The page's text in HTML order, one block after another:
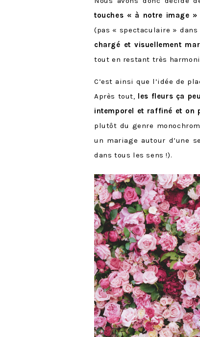
touches « à notre image »
(pas « spectaculaire »
chargé et visuellement
tout en restant très
C’est ainsi que l’idée de
Après tout, les fleurs ça
intemporel et raffiné et on
plutôt du genre
un mariage autour d’une
dans tous les sens !).